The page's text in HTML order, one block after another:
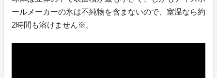
ールメーカーの氷は不純物を含まないので、室温なら約
2時間も溶けません※。